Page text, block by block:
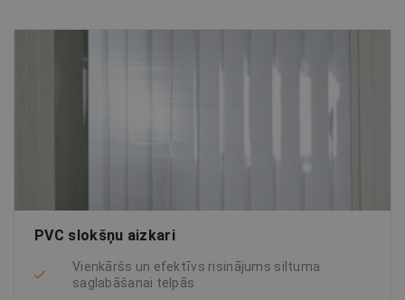
PVC slokšņu aizkari
Vienkāršs un efektīvs risinājums siltuma
saglabāšanai telpās